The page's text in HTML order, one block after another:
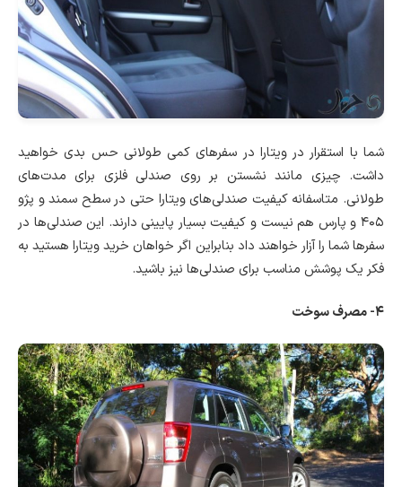
شما با استقرار در ویتارا در سفرهای کمی طولانی حس بدی خواهید
داشت. چیزی مانند نشستن بر روی صندلی فلزی برای مدت‌های
طولانی. متاسفانه کیفیت صندلی‌های ویتارا حتی در سطح سمند و پژو
۴۰۵ و پارس هم نیست و کیفیت بسیار پایینی دارند. این صندلی‌ها در
سفرها شما را آزار خواهند داد بنابراین اگر خواهان خرید ویتارا هستید به
فکر یک پوشش مناسب برای صندلی‌ها نیز باشید.
۴- مصرف سوخت